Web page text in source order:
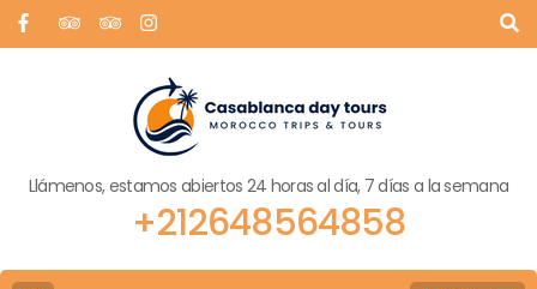
Llámenos, estamos abiertos 24 horas al día, 7 días a la semana
+212648564858